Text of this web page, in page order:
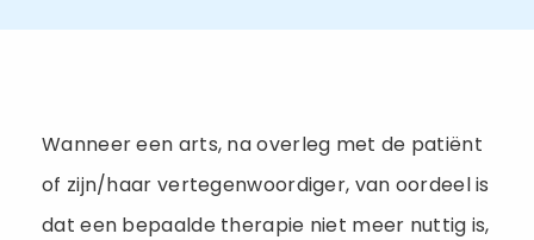
Wanneer een arts, na overleg met de patiënt
of zijn/haar vertegenwoordiger, van oordeel is
dat een bepaalde therapie niet meer nuttig is,